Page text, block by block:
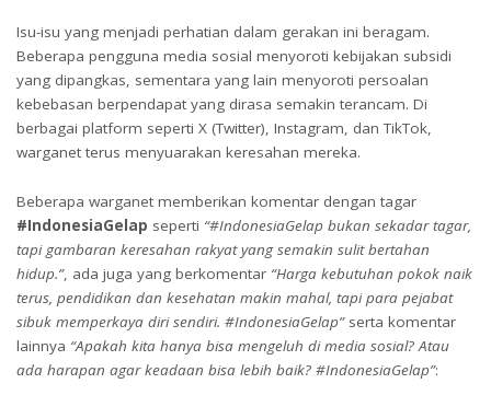
Isu-isu yang menjadi perhatian dalam gerakan ini beragam.
Beberapa pengguna media sosial menyoroti kebijakan subsidi
yang dipangkas, sementara yang lain menyoroti persoalan
kebebasan berpendapat yang dirasa semakin terancam. Di
berbagai platform seperti X (Twitter), Instagram, dan TikTok,
warganet terus menyuarakan keresahan mereka.
Beberapa warganet memberikan komentar dengan tagar
#IndonesiaGelap seperti “#IndonesiaGelap bukan sekadar tagar,
tapi gambaran keresahan rakyat yang semakin sulit bertahan
hidup.”, ada juga yang berkomentar “Harga kebutuhan pokok naik
terus, pendidikan dan kesehatan makin mahal, tapi para pejabat
sibuk memperkaya diri sendiri. #IndonesiaGelap”serta komentar
lainnya “Apakah kita hanya bisa mengeluh di media sosial? Atau
ada harapan agar keadaan bisa lebih baik? #IndonesiaGelap”: